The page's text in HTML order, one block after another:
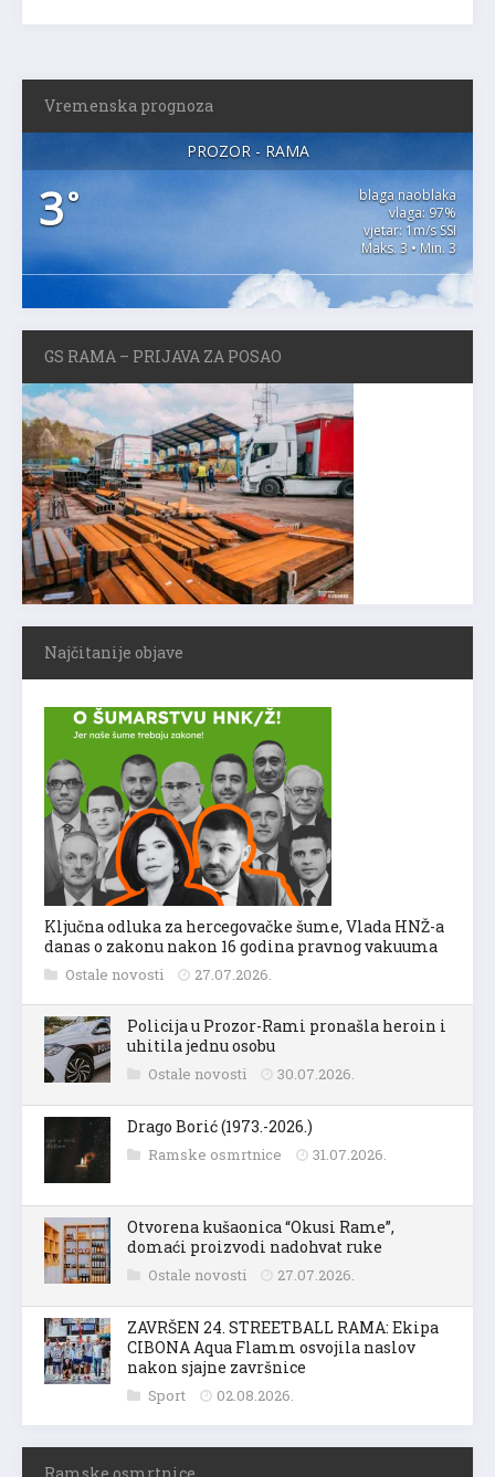
Vremenska prognoza
PROZOR - RAMA
3°
blaga naoblaka
vlaga: 97%
vjetar: 1m/s SSI
Maks. 3 • Min. 3
GS RAMA – PRIJAVA ZA POSAO
Najčitanije objave
Ključna odluka za hercegovačke šume, Vlada HNŽ-a
danas o zakonu nakon 16 godina pravnog vakuuma
Ostale novosti 27.07.2026.
Policija u Prozor-Rami pronašla heroin i
uhitila jednu osobu
Ostale novosti 30.07.2026.
Drago Borić (1973.-2026.)
Ramske osmrtnice 31.07.2026.
Otvorena kušaonica “Okusi Rame”,
domaći proizvodi nadohvat ruke
Ostale novosti 27.07.2026.
ZAVRŠEN 24. STREETBALL RAMA: Ekipa
CIBONA Aqua Flamm osvojila naslov
nakon sjajne završnice
Sport 02.08.2026.